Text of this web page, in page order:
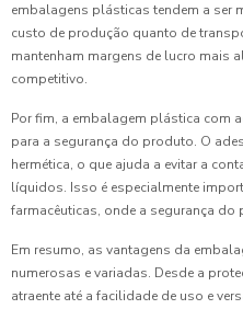
embalagens plásticas tendem a ser
custo de produção quanto de
mantenham margens de lucro mais
competitivo.
Por fim, a embalagem plástica com
para a segurança do produto. O
hermética, o que ajuda a evitar a
líquidos. Isso é especialmente
farmacêuticas, onde a segurança
Em resumo, as vantagens da
numerosas e variadas. Desde a
atraente até a facilidade de uso e